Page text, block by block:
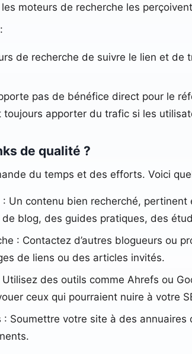
moteurs de recherche les
de recherche de suivre le lien et de
pas de bénéfice direct pour le
apporter du trafic si les
de qualité ?
du temps et des efforts. Voici
Un contenu bien recherché,
blog, des guides pratiques, des
: Contactez d’autres blogueurs ou
de liens ou des articles invités.
des outils comme Ahrefs ou
ceux qui pourraient nuire à votre
Soumettre votre site à des